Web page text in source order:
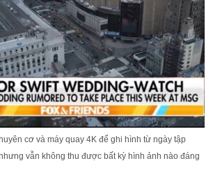
cơ và máy quay 4K để ghi hình từ ngày tập
vẫn không thu được bất kỳ hình ảnh nào đáng